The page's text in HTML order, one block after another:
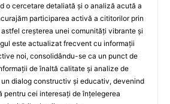
o cercetare detaliată și o analiză acută a
participarea activă a cititorilor prin
creșterea unei comunități vibrante și
este actualizat frecvent cu informații
noi, consolidându-se ca un punct de
de înaltă calitate și analize de
dialog constructiv și educativ, devenind
pentru cei interesați de înțelegerea